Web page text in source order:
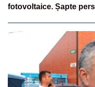
fotovoltaice. Șapte